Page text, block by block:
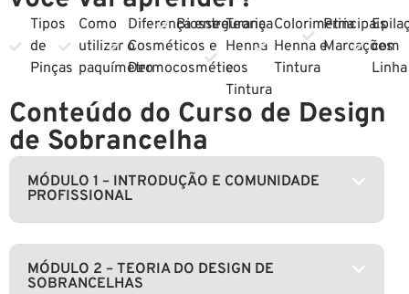
Tipos
de
Pinças
Como
utilizar o
paquímetro
Diferença entre
Cosméticos e
Dermocosméticos
Biossegurança
Teoria
Henna
e
Tintura
Colorimetria
Henna e
Tintura
Principais
Marcações
com
Linha
Conteúdo do Curso de Design
de Sobrancelha
MÓDULO 1 – INTRODUÇÃO E COMUNIDADE
PROFISSIONAL
MÓDULO 2 – TEORIA DO DESIGN DE
SOBRANCELHAS